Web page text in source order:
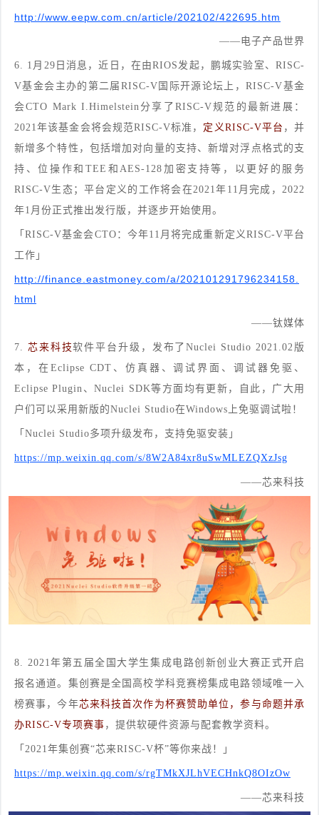
http://www.eepw.com.cn/article/202102/422695.htm
——电子产品世界
6. 1月29日消息，近日，在由RIOS发起，鹏城实验室、RISC-
V基金会主办的第二届RISC-V国际开源论坛上，RISC-V基金
会CTO Mark I.Himelstein分享了RISC-V规范的最新进展：
2021年该基金会将会规范RISC-V标准， 定义RISC-V平台 ，并
新增多个特性，包括增加对向量的支持、新增对浮点格式的支
持、位操作和TEE和AES-128加密支持等，以更好的服务
RISC-V生态；平台定义的工作将会在2021年11月完成，2022
年1月份正式推出发行版，并逐步开始使用。
「RISC-V基金会CTO：今年11月将完成重新定义RISC-V平台
工作」
http://finance.eastmoney.com/a/202101291796234158.
html
——钛媒体
7. 芯来科技软件平台升级，发布了Nuclei Studio 2021.02版
本，在Eclipse CDT、仿真器、调试界面、调试器免驱、
Eclipse Plugin、Nuclei SDK等方面均有更新，自此，广大用
户们可以采用新版的Nuclei Studio在Windows上免驱调试啦！
「Nuclei Studio多项升级发布，支持免驱安装」
https://mp.weixin.qq.com/s/8W2A84xr8uSwMLEZQXzJsg
——芯来科技
8. 2021年第五届全国大学生集成电路创新创业大赛正式开启
报名通道。集创赛是全国高校学科竞赛榜集成电路领域唯一入
榜赛事，今年芯来科技首次作为杯赛赞助单位，参与命题并承
办RISC-V专项赛事 ， 提供软硬件资源与配套教学资料。
「2021年集创赛“芯来RISC-V杯”等你来战！」
https://mp.weixin.qq.com/s/rgTMkXJLhVECHnkQ8OIzOw
——芯来科技